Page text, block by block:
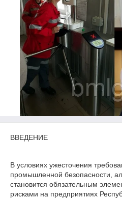
ВВЕДЕНИЕ
В условиях ужесточения
промышленной безопасности,
становится обязательным
рисками на предприятиях